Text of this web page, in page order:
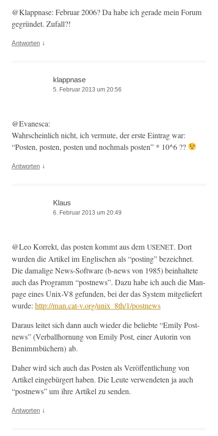
@Klappnase: Feb­ru­ar 2006? Da habe ich ger­ade mein Forum
gegrün­det. Zufall?!
Antworten ↓
klappnase
5. Februar 2013 um 20:56
@Evanesca:
Wahrschein­lich nicht, ich ver­mute, der erste Ein­trag war:
“Posten, posten, posten und nochmals posten” * 10^6 ??
Antworten ↓
Klaus
6. Februar 2013 um 20:49
@Leo Kor­rekt, das posten kommt aus dem USENET. Dort
wur­den die Artikel im Englis­chen als “post­ing” bezeichnet.
Die dama­lige News-Soft­ware (b‑news von 1985) bein­hal­tete
auch das Pro­gramm “post­news”. Dazu habe ich auch die Man­
page eines Unix-V8 gefun­den, bei der das Sys­tem mit­geliefert
wurde: http://man.cat‑v.org/unix_8th/1/postnews
Daraus leit­et sich dann auch wieder die beliebte “Emi­ly Post­
news” (Ver­ball­hor­nung von Emi­ly Post, ein­er Autorin von
Ben­imm­büch­ern) ab.
Daher wird sich auch das Posten als Veröf­fentlichung von
Artikel einge­bürg­ert haben. Die Leute ver­wen­de­ten ja auch
“post­news” um ihre Artikel zu senden.
Antworten ↓